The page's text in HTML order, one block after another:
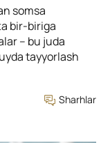
somsa
bir-biriga
– bu juda
tayyorlash
Sharhlar